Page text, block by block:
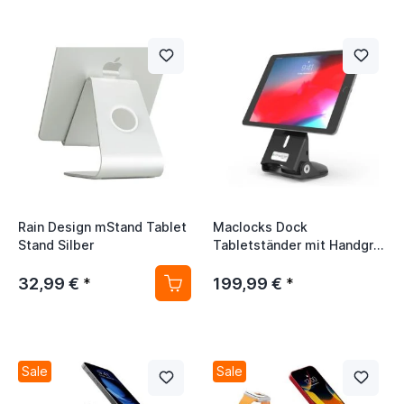
Rain Design mStand Tablet
Stand Silber
32,99 € *
Maclocks Dock
Tabletständer mit Handgriff
199,99 € *
Sale Sale